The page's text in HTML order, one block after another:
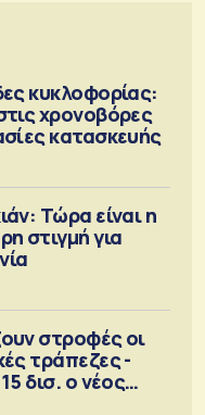
κυκλοφορίας:
χρονοβόρες
κατασκευής
Τώρα είναι η
στιγμή για
στροφές οι
τράπεζες -
δισ. ο νέος